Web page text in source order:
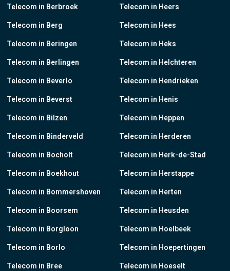
Telecom in Berbroek
Telecom in Berg
Telecom in Beringen
Telecom in Berlingen
Telecom in Beverlo
Telecom in Beverst
Telecom in Bilzen
Telecom in Binderveld
Telecom in Bocholt
Telecom in Boekhout
Telecom in Bommershoven
Telecom in Boorsem
Telecom in Borgloon
Telecom in Borlo
Telecom in Bree
Telecom in Heers
Telecom in Hees
Telecom in Heks
Telecom in Helchteren
Telecom in Hendrieken
Telecom in Henis
Telecom in Heppen
Telecom in Herderen
Telecom in Herk-de-Stad
Telecom in Herstappe
Telecom in Herten
Telecom in Heusden
Telecom in Hoelbeek
Telecom in Hoepertingen
Telecom in Hoeselt